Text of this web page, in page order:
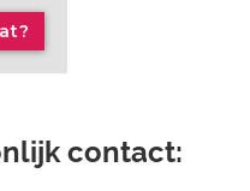
contact: